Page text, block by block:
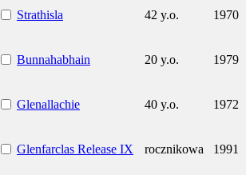
Strathisla 42 y.o. 1970
Bunnahabhain 20 y.o. 1979
Glenallachie 40 y.o. 1972
Glenfarclas Release IX rocznikowa 1991